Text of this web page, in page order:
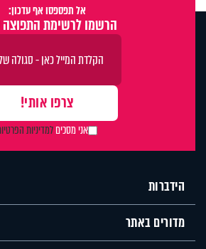
אל תפספסו אף עדכון:
הרשמו לרשימת התפוצה
אני מסכיםלמדיניות
הידברות
מדורים באתר